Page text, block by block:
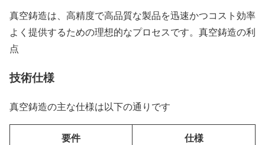
真空鋳造は、高精度で高品質な製品を迅速かつコスト効率
よく提供するための理想的なプロセスです。真空鋳造の利
点
技術仕様
真空鋳造の主な仕様は以下の通りです
要件 仕様